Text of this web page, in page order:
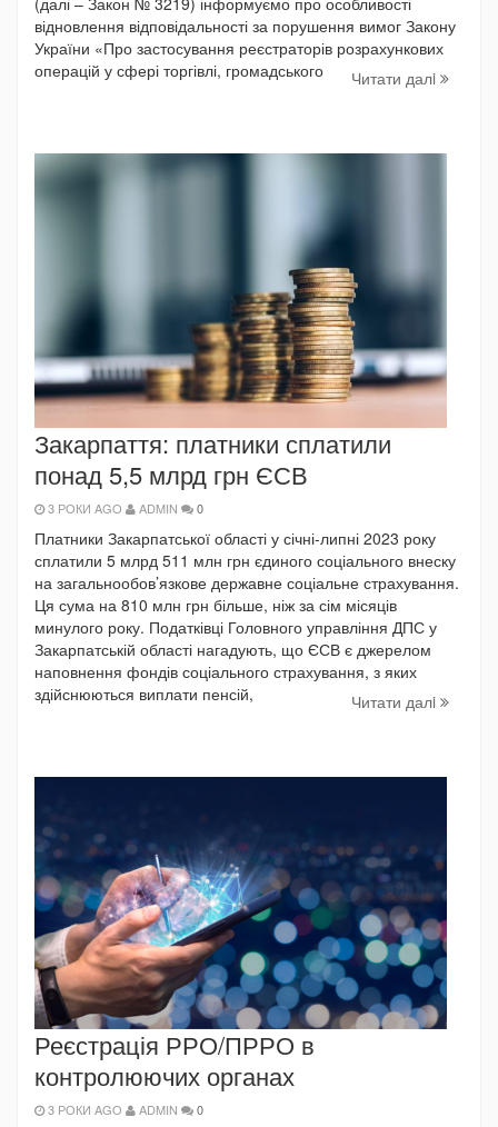
відновлення відповідальності за порушення вимог Закону
України «Про застосування реєстраторів розрахункових
операцій у сфері торгівлі, громадського
Читати далi
Закарпаття: платники сплатили
понад 5,5 млрд грн ЄСВ
3 РОКИ AGO ADMIN 0
Платники Закарпатської області у січні-липні 2023 року
сплатили 5 млрд 511 млн грн єдиного соціального внеску
на загальнообов’язкове державне соціальне страхування.
Ця сума на 810 млн грн більше, ніж за сім місяців
минулого року. Податківці Головного управління ДПС у
Закарпатській області нагадують, що ЄСВ є джерелом
наповнення фондів соціального страхування, з яких
здійснюються виплати пенсій,
Читати далi
Реєстрація РРО/ПРРО в
контролюючих органах
3 РОКИ AGO ADMIN 0